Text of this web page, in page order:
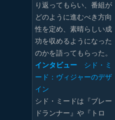
り返ってもらい、番組が
どのように進むべき方向
性を定め、素晴らしい成
功を収めるようになった
のかを語ってもらった。
インタビュー シド・ミ
ード：ヴィジャーのデザ
イン
シド・ミードは『ブレー
ドランナー』や『トロ